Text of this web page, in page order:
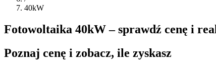
40kW
Fotowoltaika 40kW – sprawdź cenę i
Poznaj cenę i zobacz, ile zyskasz